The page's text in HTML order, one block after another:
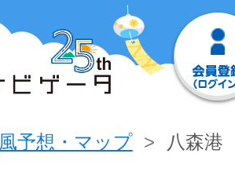
風予想・マップ 八森港